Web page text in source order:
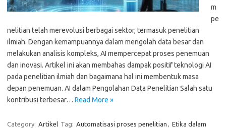
m
pe
nelitian telah merevolusi berbagai sektor, termasuk penelitian
ilmiah. Dengan kemampuannya dalam mengolah data besar dan
melakukan analisis kompleks, AI mempercepat proses penemuan
dan inovasi. Artikel ini akan membahas dampak positif teknologi AI
pada penelitian ilmiah dan bagaimana hal ini membentuk masa
depan penemuan. AI dalam Pengolahan Data Penelitian Salah satu
kontribusi terbesar… Read More »
Category: Artikel Tag: Automatisasi proses penelitian , Etika dalam